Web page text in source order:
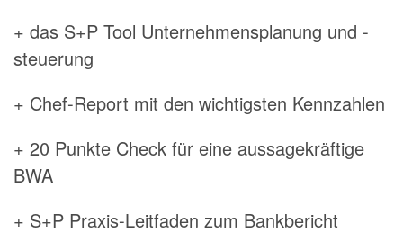
+ das S+P Tool Unternehmensplanung und -
steuerung
+ Chef-Report mit den wichtigsten Kennzahlen
+ 20 Punkte Check für eine aussagekräftige
BWA
+ S+P Praxis-Leitfaden zum Bankbericht